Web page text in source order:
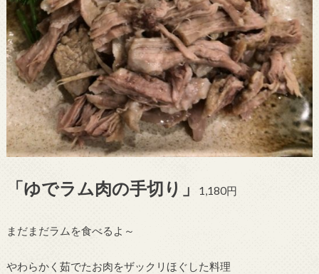
「ゆでラム肉の手切り」 1,180円
まだまだラムを食べるよ～
やわらかく茹でたお肉をザックリほぐした料理